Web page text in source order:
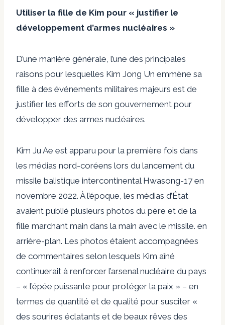
Utiliser la fille de Kim pour « justifier le
développement d’armes nucléaires »
D’une manière générale, l’une des principales
raisons pour lesquelles Kim Jong Un emmène sa
fille à des événements militaires majeurs est de
justifier les efforts de son gouvernement pour
développer des armes nucléaires.
Kim Ju Ae est apparu pour la première fois dans
les médias nord-coréens lors du lancement du
missile balistique intercontinental Hwasong-17 en
novembre 2022. À l’époque, les médias d’État
avaient publié plusieurs photos du père et de la
fille marchant main dans la main avec le missile. en
arrière-plan. Les photos étaient accompagnées
de commentaires selon lesquels Kim aîné
continuerait à renforcer l’arsenal nucléaire du pays
– « l’épée puissante pour protéger la paix » – en
termes de quantité et de qualité pour susciter «
des sourires éclatants et de beaux rêves des